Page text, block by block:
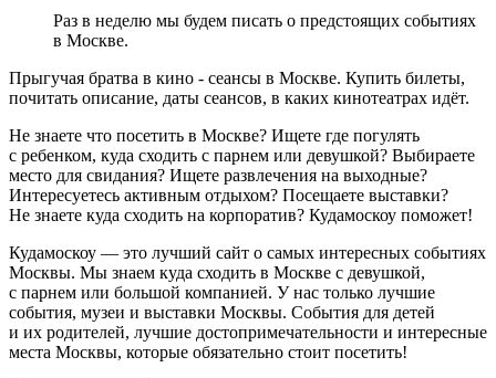
Раз в неделю мы будем писать о предстоящих событиях
в Москве.
Прыгучая братва в кино - сеансы в Москве. Купить билеты,
почитать описание, даты сеансов, в каких кинотеатрах идёт.
Не знаете что посетить в Москве? Ищете где погулять
с ребенком, куда сходить с парнем или девушкой? Выбираете
место для свидания? Ищете развлечения на выходные?
Интересуетесь активным отдыхом? Посещаете выставки?
Не знаете куда сходить на корпоратив? Кудамоскоу поможет!
Кудамоскоу — это лучший сайт о самых интересных событиях
Москвы. Мы знаем куда сходить в Москве с девушкой,
с парнем или большой компанией. У нас только лучшие
события, музеи и выставки Москвы. События для детей
и их родителей, лучшие достопримечательности и интересные
места Москвы, которые обязательно стоит посетить!